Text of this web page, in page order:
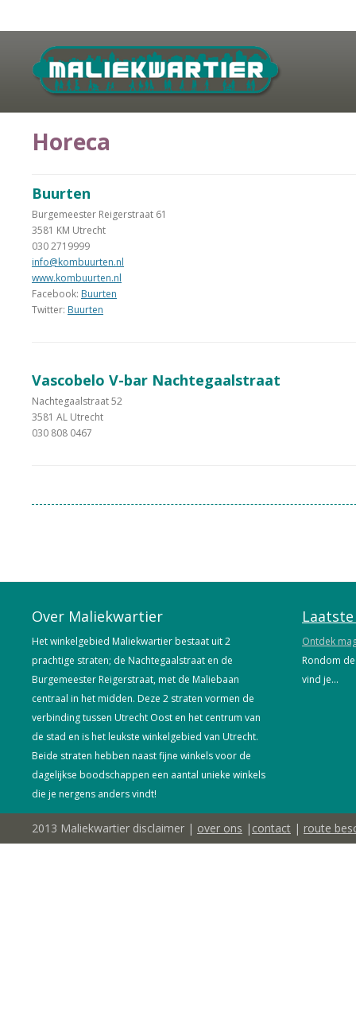
Horeca
Buurten
Burgemeester Reigerstraat 61
3581 KM Utrecht
030 2719999
info@kombuurten.nl
www.kombuurten.nl
Facebook: Buurten
Twitter: Buurten
Vascobelo V-bar Nachtegaalstraat
Nachtegaalstraat 52
3581 AL Utrecht
030 808 0467
Over Maliekwartier
Het winkelgebied Maliekwartier bestaat uit 2
prachtige straten; de Nachtegaalstraat en de
Burgemeester Reigerstraat, met de Maliebaan
centraal in het midden. Deze 2 straten vormen de
verbinding tussen Utrecht Oost en het centrum van
de stad en is het leukste winkelgebied van Utrecht.
Beide straten hebben naast fijne winkels voor de
dagelijkse boodschappen een aantal unieke winkels
die je nergens anders vindt!
Ontdek
Rondom
vind je...
2013 Maliekwartier disclaimer | over ons | contact | route